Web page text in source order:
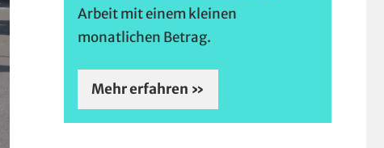
Arbeit mit einem kleinen
monatlichen Betrag.
Mehr erfahren »